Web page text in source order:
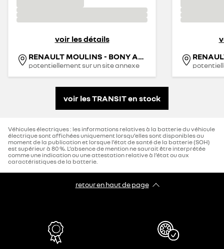
voir les détails
RENAULT MOULINS - BONY AUTOMOBILES
potentiellement sur un site annexe
voir les TRANSIT en stock
Véhicules électriques : les informations relatives à la batterie du véhicule
électrique sont affichées uniquement lorsqu’elles sont disponibles au
moment de la publication et lorsque l’état de santé de la batterie (SOH)
est supérieur à 80 %. L’absence de mention ne saurait être interprétée
comme une indication ou une attestation relative à l’état ou aux
caractéristiques de la batterie.
retour en haut de page​